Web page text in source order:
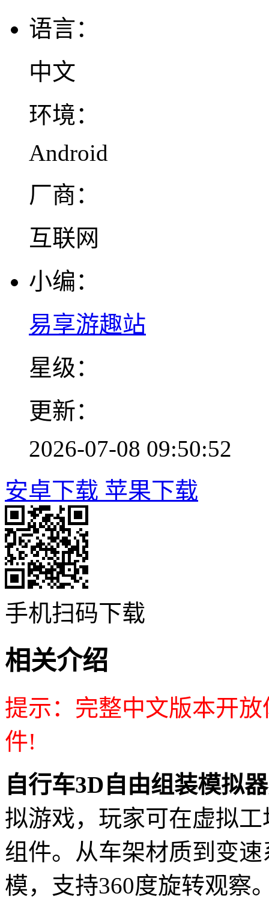
语言：
中文
环境：
Android
厂商：
互联网
小编：
易享游趣站
星级：
更新：
2026-07-08 09:50:52
安卓下载 苹果下载
手机扫码下载
相关介绍
提示：完整中文版本开
件!
自行车3D自由组装模拟器
拟游戏，玩家可在虚拟
组件。从车架材质到变
模，支持360度旋转观察